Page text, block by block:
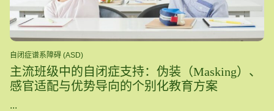
自闭症谱系障碍 (ASD)
主流班级中的自闭症支持：伪装（Masking）、
感官适配与优势导向的个别化教育方案
...